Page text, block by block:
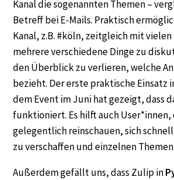
Kanal die sogenannten Themen –
Betreff bei E-Mails. Praktisch
Kanal, z.B. #köln, zeitgleich mit
mehrere verschiedene Dinge zu
den Überblick zu verlieren, welche
bezieht. Der erste praktische Einsatz
dem Event im Juni hat gezeigt, dass
funktioniert. Es hilft auch User*innen,
gelegentlich reinschauen, sich
zu verschaffen und einzelnen
Außerdem gefällt uns, dass Zulip in